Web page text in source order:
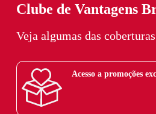
Clube de Vantagens
Veja algumas das
Acesso a promoções